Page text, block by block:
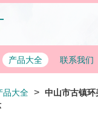
产品大全 联系我们
品大全 > 中山市古镇环